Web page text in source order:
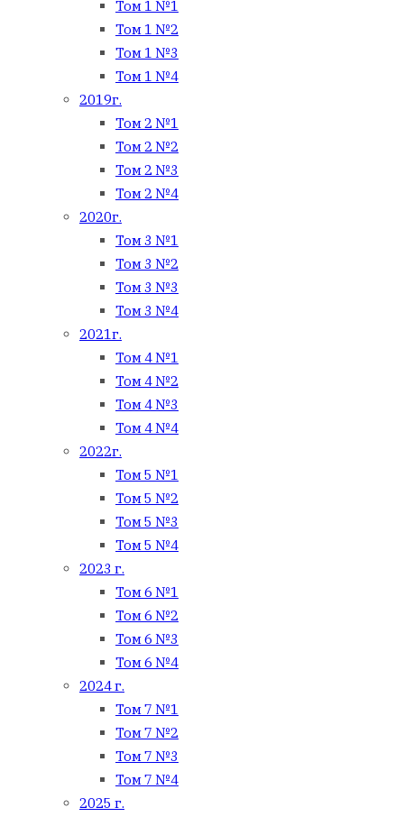
Том 1 №1
Том 1 №2
Том 1 №3
Том 1 №4
2019г.
Том 2 №1
Том 2 №2
Том 2 №3
Том 2 №4
2020г.
Том 3 №1
Том 3 №2
Том 3 №3
Том 3 №4
2021г.
Том 4 №1
Том 4 №2
Том 4 №3
Том 4 №4
2022г.
Том 5 №1
Том 5 №2
Том 5 №3
Том 5 №4
2023 г.
Том 6 №1
Том 6 №2
Том 6 №3
Том 6 №4
2024 г.
Том 7 №1
Том 7 №2
Том 7 №3
Том 7 №4
2025 г.